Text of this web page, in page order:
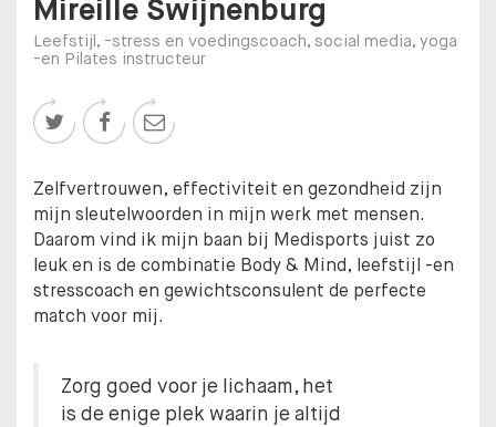
Mireille Swijnenburg
Leefstijl, -stress en voedingscoach, social media, yoga
-en Pilates instructeur
  
Zelfvertrouwen, effectiviteit en gezondheid zijn
mijn sleutelwoorden in mijn werk met mensen.
Daarom vind ik mijn baan bij Medisports juist zo
leuk en is de combinatie Body & Mind, leefstijl -en
stresscoach en gewichtsconsulent de perfecte
match voor mij.
Zorg goed voor je lichaam, het
is de enige plek waarin je altijd